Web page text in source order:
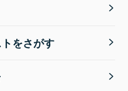
をさがす